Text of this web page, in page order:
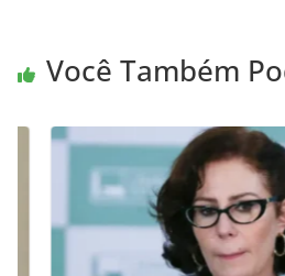
Você Também